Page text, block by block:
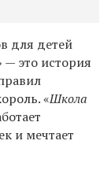
для детей
— это история
«Школа
и мечтает